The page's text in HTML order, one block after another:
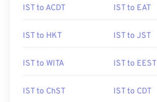
IST to ACDT IST to EAT
IST to HKT IST to JST
IST to WITA IST to EEST
IST to ChST IST to CDT